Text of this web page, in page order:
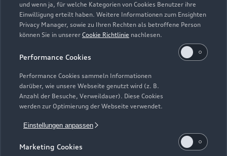
und wenn ja, für welche Kategorien von Cookies Benutzer ihre
Einwilligung erteilt haben. Weitere Informationen zum Ensighten
Privacy Manager, sowie zu Ihren Rechten als betroffene Person
können Sie in unserer Cookie Richtlinie nachlesen.
Performance Cookies
Performance Cookies sammeln Informationen
darüber, wie unsere Webseite genutzt wird (z. B.
Anzahl der Besuche, Verweildauer). Diese Cookies
werden zur Optimierung der Webseite verwendet.
Einstellungen anpassen
Marketing Cookies
Zur Reparatur